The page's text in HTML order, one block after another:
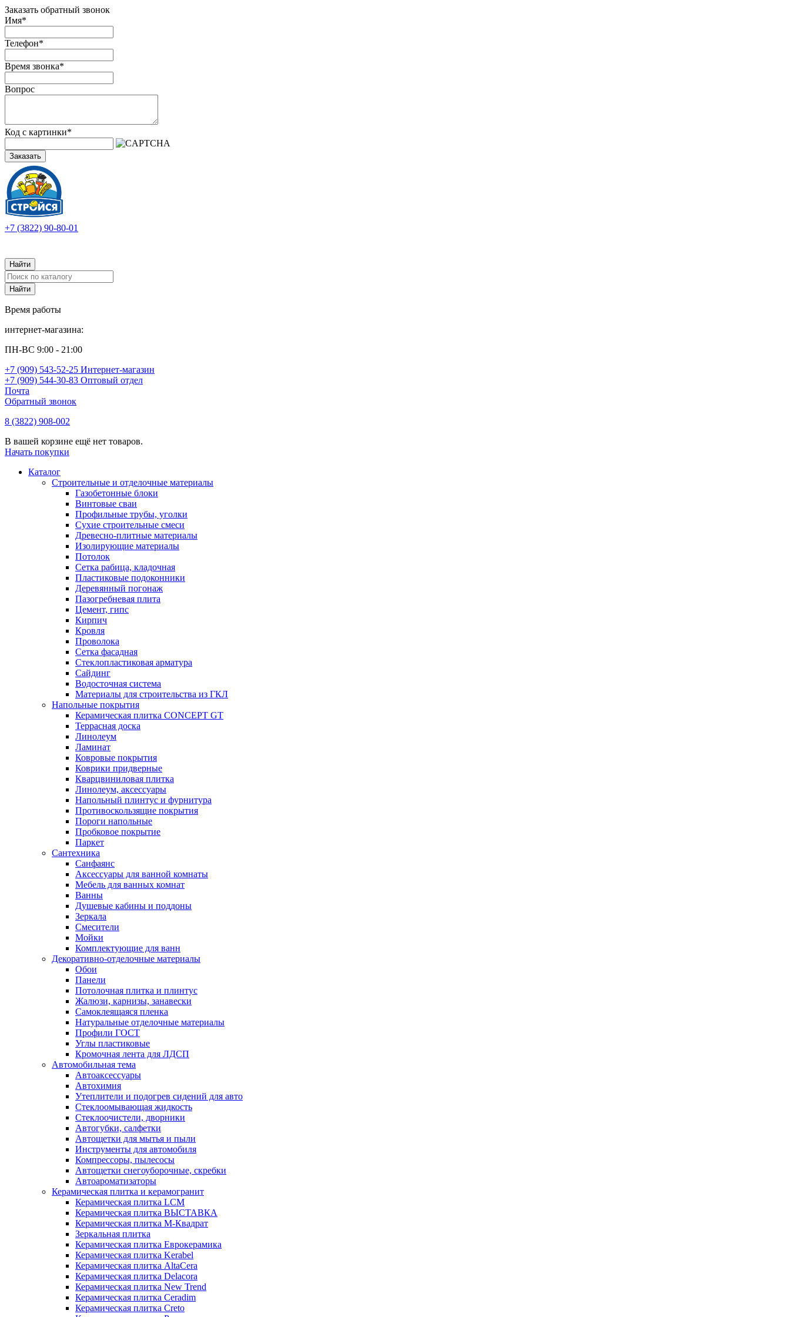
Заказать обратный звонок
Имя*
Телефон*
Время звонка*
Вопрос
Код с картинки*
Заказать
+7 (3822) 90-80-01
Время работы
интернет-магазина:
ПН-ВС 9:00 - 21:00
+7 (909) 543-52-25 Интернет-магазин
+7 (909) 544-30-83 Оптовый отдел
Почта
Обратный звонок
8 (3822) 908-002
В вашей корзине ещё нет товаров.
Начать покупки
Каталог
Строительные и отделочные материалы
Газобетонные блоки
Винтовые сваи
Профильные трубы, уголки
Сухие строительные смеси
Древесно-плитные материалы
Изолирующие материалы
Потолок
Сетка рабица, кладочная
Пластиковые подоконники
Деревянный погонаж
Пазогребневая плита
Цемент, гипс
Кирпич
Кровля
Проволока
Сетка фасадная
Стеклопластиковая арматура
Сайдинг
Водосточная система
Материалы для строительства из ГКЛ
Напольные покрытия
Керамическая плитка CONCEPT GT
Террасная доска
Линолеум
Ламинат
Ковровые покрытия
Коврики придверные
Кварцвиниловая плитка
Линолеум, аксессуары
Напольный плинтус и фурнитура
Противоскользящие покрытия
Пороги напольные
Пробковое покрытие
Паркет
Сантехника
Санфаянс
Аксессуары для ванной комнаты
Мебель для ванных комнат
Ванны
Душевые кабины и поддоны
Зеркала
Смесители
Мойки
Комплектующие для ванн
Декоративно-отделочные материалы
Обои
Панели
Потолочная плитка и плинтус
Жалюзи, карнизы, занавески
Самоклеящаяся пленка
Натуральные отделочные материалы
Профили ГОСТ
Углы пластиковые
Кромочная лента для ЛДСП
Автомобильная тема
Автоаксессуары
Автохимия
Утеплители и подогрев сидений для авто
Стеклоомывающая жидкость
Стеклоочистели, дворники
Автогубки, салфетки
Автощетки для мытья и пыли
Инструменты для автомобиля
Компрессоры, пылесосы
Автощетки снегоуборочные, скребки
Автоароматизаторы
Керамическая плитка и керамогранит
Керамическая плитка LCM
Керамическая плитка ВЫСТАВКА
Керамическая плитка М-Квадрат
Зеркальная плитка
Керамическая плитка Еврокерамика
Керамическая плитка Kerabel
Керамическая плитка AltaCera
Керамическая плитка Delacora
Керамическая плитка New Trend
Керамическая плитка Ceradim
Керамическая плитка Creto